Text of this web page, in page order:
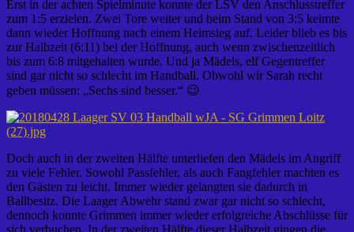
Erst in der achten Spielminute konnte der LSV den Anschlusstreffer
zum 1:5 erzielen. Zwei Tore weiter und beim Stand von 3:5 keimte
dann wieder Hoffnung nach einem Heimsieg auf. Leider blieb es bis
zur Halbzeit (6:11) bei der Hoffnung, auch wenn zwischenzeitlich
bis zum 6:8 mitgehalten wurde. Und ja Mädels, elf Gegentreffer
sind gar nicht so schlecht im Handball. Obwohl wir Sarah recht
geben müssen: „Sechs sind besser.“ 😉
Doch auch in der zweiten Hälfte unterliefen den Mädels im Angriff
zu viele Fehler. Sowohl Passfehler, als auch Fangfehler machten es
den Gästen zu leicht. Immer wieder gelangten sie dadurch in
Ballbesitz. Die Laager Abwehr stand zwar gar nicht so schlecht,
dennoch konnte Grimmen immer wieder erfolgreiche Abschlüsse für